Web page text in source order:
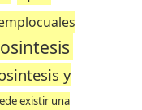
y
existir una